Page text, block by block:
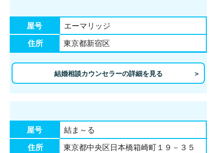
屋号
エーマリッジ
住所
東京都新宿区
結婚相談カウンセラーの詳細を見る
屋号
結ま～る
住所
東京都中央区日本橋箱崎町１９－３５